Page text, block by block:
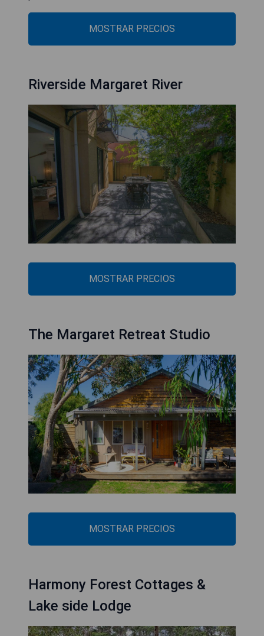
MOSTRAR PRECIOS
Riverside Margaret River
MOSTRAR PRECIOS
The Margaret Retreat Studio
MOSTRAR PRECIOS
Harmony Forest Cottages &
Lake side Lodge